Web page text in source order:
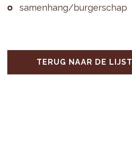
sa­men­hang/bur­ger­schap
TERUG NAAR DE LIJST